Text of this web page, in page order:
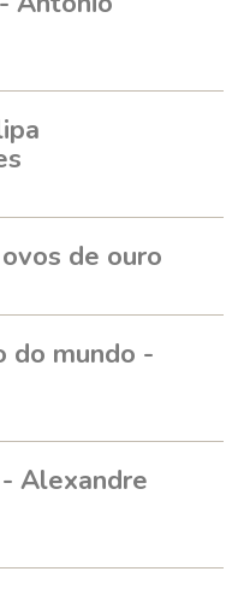
de ouro
do mundo -
Alexandre